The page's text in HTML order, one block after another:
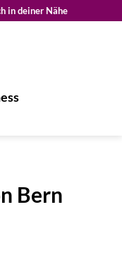
in deiner Nähe
Bern